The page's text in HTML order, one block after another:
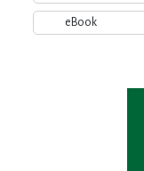
eBook